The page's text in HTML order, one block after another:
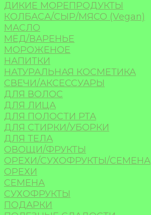
ДИКИЕ МОРЕПРОДУКТЫ
КОЛБАСА/СЫР/МЯСО (Vegan)
МАСЛО
МЁД/ВАРЕНЬЕ
МОРОЖЕНОЕ
НАПИТКИ
НАТУРАЛЬНАЯ КОСМЕТИКА
СВЕЧИ/АКСЕССУАРЫ
ДЛЯ ВОЛОС
ДЛЯ ЛИЦА
ДЛЯ ПОЛОСТИ РТА
ДЛЯ СТИРКИ/УБОРКИ
ДЛЯ ТЕЛА
ОВОЩИ/ФРУКТЫ
ОРЕХИ/СУХОФРУКТЫ/СЕМЕНА
ОРЕХИ
СЕМЕНА
СУХОФРУКТЫ
ПОДАРКИ